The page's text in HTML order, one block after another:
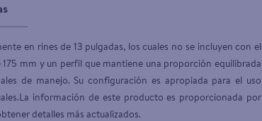
en rines de 13 pulgadas, los cuales no se incluyen con el
mm y un perfil que mantiene una proporción equilibrada
de manejo. Su configuración es apropiada para el uso
información de este producto es proporcionada por
detalles más actualizados.